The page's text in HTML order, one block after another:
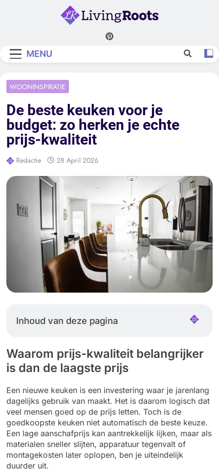
Living Roots
MENU
WOONINSPIRATIE
De beste keuken voor je
budget: zo herken je echte
prijs-kwaliteit
Redactie 28 April 2026
Inhoud van deze pagina
Waarom prijs-kwaliteit belangrijker
is dan de laagste prijs
Een nieuwe keuken is een investering waar je jarenlang
dagelijks gebruik van maakt. Het is daarom logisch dat
veel mensen goed op de prijs letten. Toch is de
goedkoopste keuken niet automatisch de beste keuze.
Een lage aanschafprijs kan aantrekkelijk lijken, maar als
materialen sneller slijten, apparatuur tegenvalt of
montagekosten later oplopen, ben je uiteindelijk
duurder uit.